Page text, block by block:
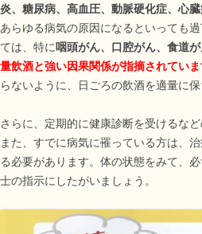
炎、糖尿病、高血圧、動脈硬化症、心
あらゆる病気の原因になるといっても
ては、特に咽頭がん、口腔がん、食道
量飲酒と強い因果関係が指摘されてい
らないように、日ごろの飲酒を適量に保
さらに、定期的に健康診断を受けるな
また、すでに病気に罹っている方は、
る必要があります。体の状態をみて、
士の指示にしたがいましょう。